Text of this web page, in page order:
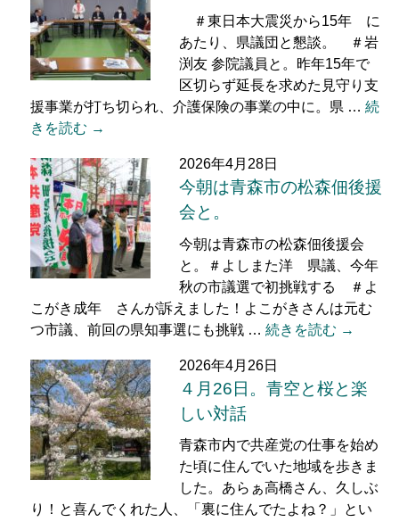
＃東日本大震災から15年 に
あたり、県議団と懇談。 ＃岩
渕友 参院議員と。昨年15年で
区切らず延長を求めた見守り支
援事業が打ち切られ、介護保険の事業の中に。県 … 続
きを読む →
2026年4月28日
今朝は青森市の松森佃後援
会と。
今朝は青森市の松森佃後援会
と。＃よしまた洋 県議、今年
秋の市議選で初挑戦する ＃よ
こがき成年 さんが訴えました！よこがきさんは元む
つ市議、前回の県知事選にも挑戦 … 続きを読む →
2026年4月26日
４月26日。青空と桜と楽
しい対話
青森市内で共産党の仕事を始め
た頃に住んでいた地域を歩きま
した。あらぁ高橋さん、久しぶ
り！と喜んでくれた人、「裏に住んでたよね？」とい